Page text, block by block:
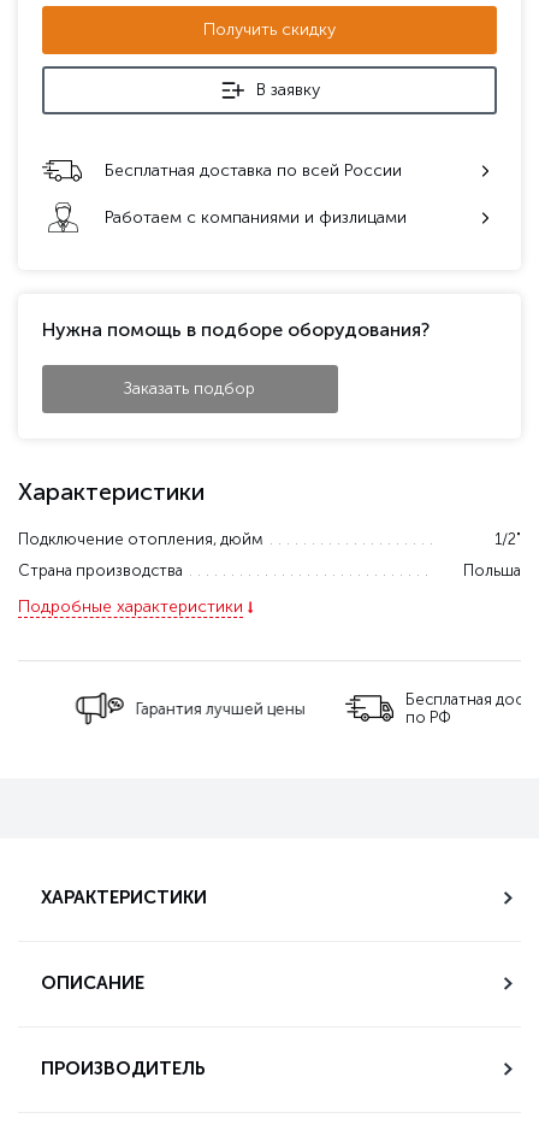
Характеристики
Подключение отопления, дюйм
1/2"
Страна производства
Польша
Подробные характеристики
Получить скидку
В заявку
Бесплатная доставка по всей России
Работаем с компаниями и физлицами
Нужна помощь в подборе оборудования?
Заказать подбор
Гарантия лучшей цены
Бесплатная доставка
по РФ
ХАРАКТЕРИСТИКИ
ОПИСАНИЕ
ПРОИЗВОДИТЕЛЬ